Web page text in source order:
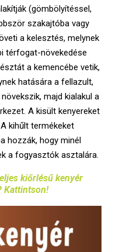
(gömbölyítéssel,
szakajtóba vagy
a kelesztés, melynek
térfogat-növekedése
a kemencébe vetik,
hatására a fellazult,
majd kialakul a
A kisült kenyereket
kihűlt termékeket
hozzák, hogy minél
a fogyasztók asztalára.
kiőrlésű kenyér
Kattintson!